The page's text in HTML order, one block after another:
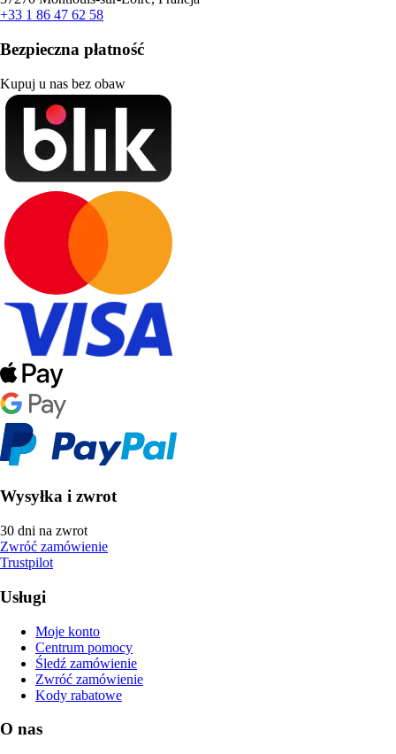
+33 1 86 47 62 58
Bezpieczna płatność
Kupuj u nas bez obaw
Wysyłka i zwrot
30 dni na zwrot
Zwróć zamówienie
Trustpilot
Usługi
Moje konto
Centrum pomocy
Śledź zamówienie
Zwróć zamówienie
Kody rabatowe
O nas